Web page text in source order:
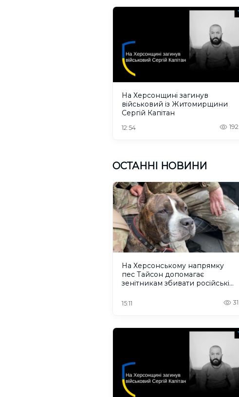
На Херсонщині загинув
військовий із Житомирщини
Сергій Капітан
12:54 192
ОСТАННІ НОВИНИ
На Херсонському напрямку
пес Тайсон допомагає
зенітникам збивати російські
15:11 31